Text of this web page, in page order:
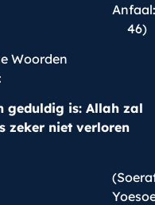
Anfaal:
46)
Woorden
geduldig is: Allah zal
zeker niet verloren